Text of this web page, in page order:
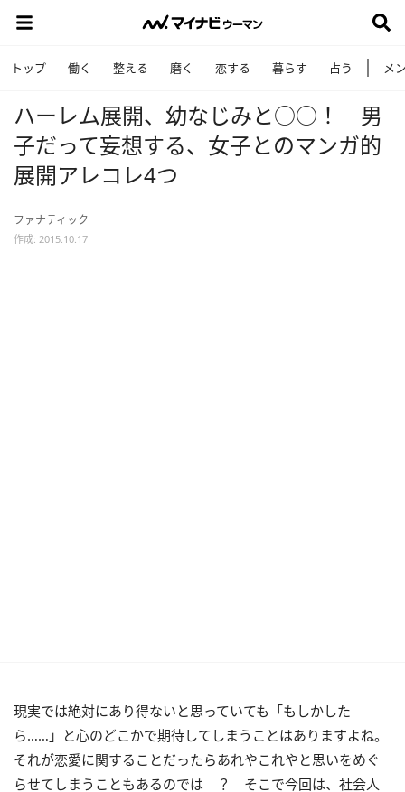
トップ 働く 整える 磨く 恋する 暮らす 占う メ
ハーレム展開、幼なじみと○○！ 男
子だって妄想する、女子とのマンガ的
展開アレコレ4つ
ファナティック
作成: 2015.10.17
現実では絶対にあり得ないと思っていても「もしかした
ら……」と心のどこかで期待してしまうことはありますよね。
それが恋愛に関することだったらあれやこれやと思いをめぐ
らせてしまうこともあるのでは ？ そこで今回は、社会人